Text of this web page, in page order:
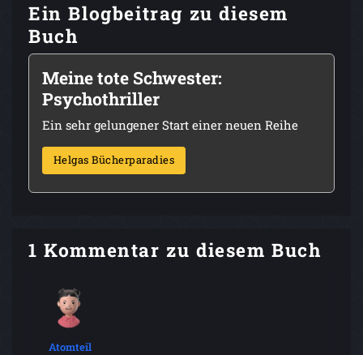
Ein Blogbeitrag zu diesem
Buch
Meine tote Schwester:
Psychothriller
Ein sehr gelungener Start einer neuen Reihe
Helgas Bücherparadies
1 Kommentar zu diesem Buch
Atomteil